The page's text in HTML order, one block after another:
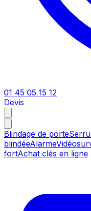
01 45 05 15 12
Devis
Blindage de porte
blindéeAlarme
fortAchat clés en ligne